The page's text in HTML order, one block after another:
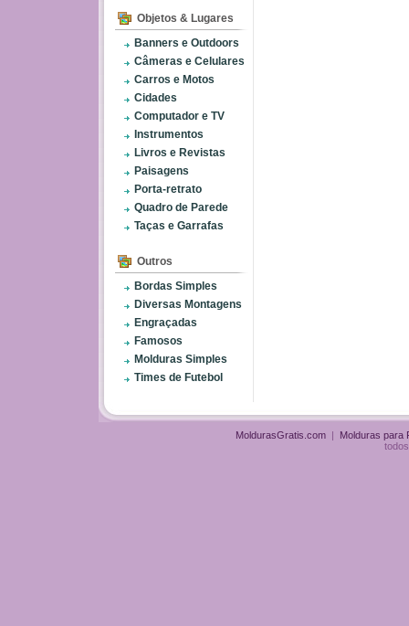
Objetos & Lugares
Banners e Outdoors
Câmeras e Celulares
Carros e Motos
Cidades
Computador e TV
Instrumentos
Livros e Revistas
Paisagens
Porta-retrato
Quadro de Parede
Taças e Garrafas
Outros
Bordas Simples
Diversas Montagens
Engraçadas
Famosos
Molduras Simples
Times de Futebol
MoldurasGratis.com | Molduras